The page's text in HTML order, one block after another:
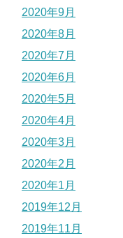
2020年9月
2020年8月
2020年7月
2020年6月
2020年5月
2020年4月
2020年3月
2020年2月
2020年1月
2019年12月
2019年11月